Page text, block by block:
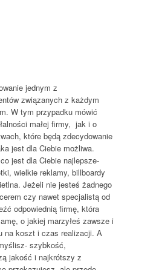
jednym z
związanych z każdym
W tym przypadku mówić
małej firmy, jak i o
które będą zdecydowanie
jest dla Ciebie możliwa.
jest dla Ciebie najlepsze-
wielkie reklamy, billboardy
Jeżeli nie jesteś żadnego
czy nawet specjalistą od
odpowiednią firmę, która
o jakiej marzyłeś zawsze i
na koszt i czas realizacji. A
szybkość,
jakość i najkrótszy z